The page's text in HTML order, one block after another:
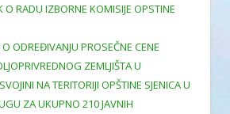
O RADU IZBORNE KOMISIJE OPSTINE
O ODREĐIVANJU PROSEČNE CENE
ZEMLJIŠTA U
NA TERITORIJI OPŠTINE SJENICA U
ZA UKUPNO 210 JAVNIH